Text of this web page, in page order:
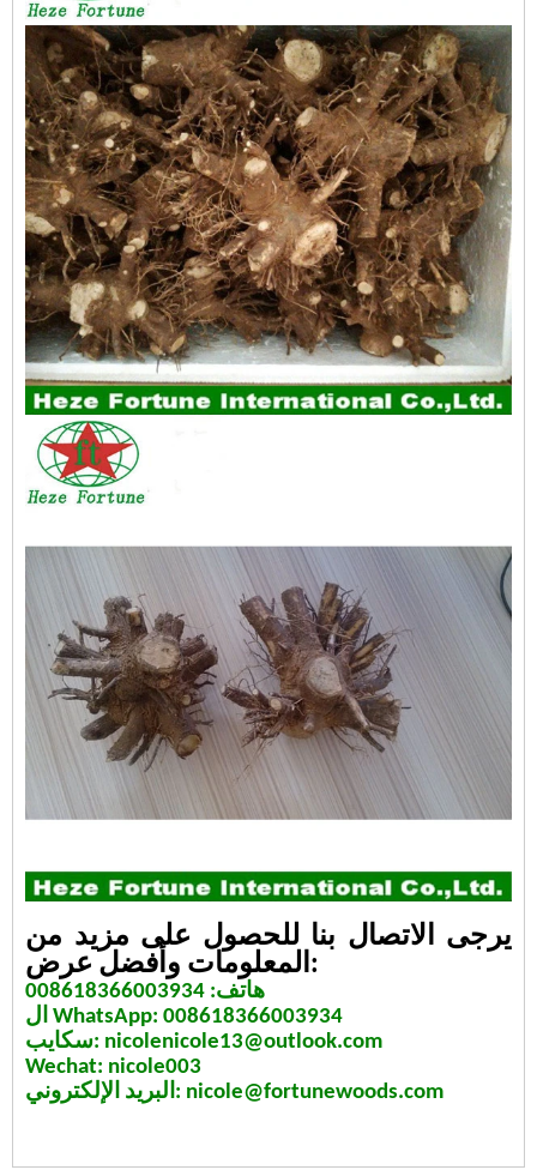
يرجى الاتصال بنا للحصول على مزيد من
المعلومات وأفضل عرض:
هاتف: 008618366003934
ال WhatsApp: 008618366003934
سكايب: nicolenicole13@outlook.com
Wechat: nicole003
البريد الإلكتروني: nicole@fortunewoods.com